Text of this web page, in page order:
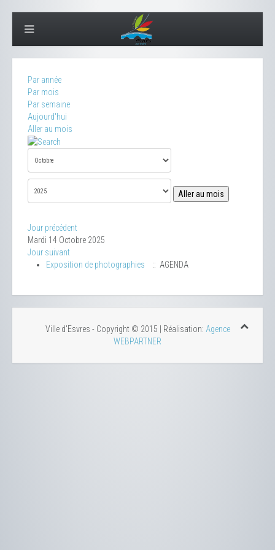
Par année
Par mois
Par semaine
Aujourd'hui
Aller au mois
Aller au mois
Jour précédent
Mardi 14 Octobre 2025
Jour suivant
Exposition de photographies
:: AGENDA
Ville d'Esvres - Copyright © 2015 | Réalisation: Agence
WEBPARTNER